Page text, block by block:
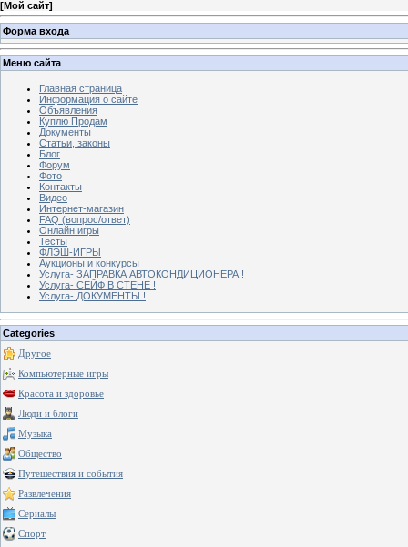
[Мой сайт]
Форма входа
Меню сайта
Главная страница
Информация о сайте
Объявления
Куплю Продам
Документы
Статьи, законы
Блог
Форум
Фото
Контакты
Видео
Интернет-магазин
FAQ (вопрос/ответ)
Онлайн игры
Тесты
ФЛЭШ-ИГРЫ
Аукционы и конкурсы
Услуга- ЗАПРАВКА АВТОКОНДИЦИОНЕРА !
Услуга- СЕЙФ В СТЕНЕ !
Услуга- ДОКУМЕНТЫ !
Categories
Другое
Компьютерные игры
Красота и здоровье
Люди и блоги
Музыка
Общество
Путешествия и события
Развлечения
Сериалы
Спорт